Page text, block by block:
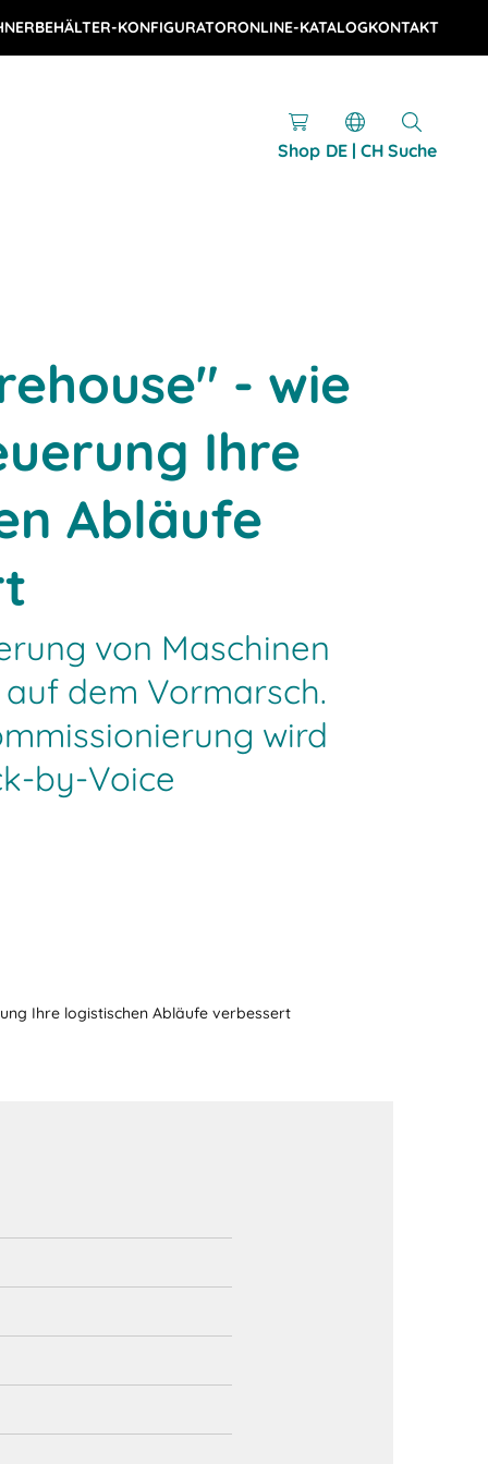
BEHÄLTER-KONFIGURATORONLINE-KATALOGKONTAKT
Shop DE | CH Suche
- wie
Ihre
Abläufe
von Maschinen
dem Vormarsch.
wird
by-Voice
Ihre logistischen Abläufe verbessert